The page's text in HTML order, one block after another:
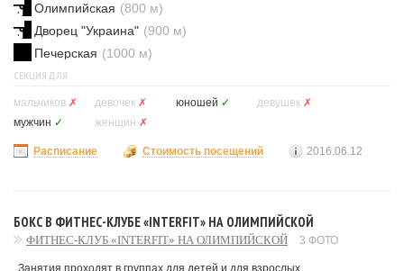
Олимпийская (800 м)
Дворец "Украина" (900 м)
Печерская (1000 м)
СЕКЦИЯ ДЛЯ
мальчиков ✗ девочек ✗ юношей ✓ девушек ✗
мужчин ✓ женщин ✗
Расписание Стоимость посещений 2016.06.12
БОКС В ФИТНЕС-КЛУБЕ «INTERFIT» НА ОЛИМПИЙСКОЙ
ФИТНЕС-КЛУБ «INTERFIT» НА ОЛИМПИЙСКОЙ 3 ФОТО
Занятия проходят в группах для детей и для взрослых.